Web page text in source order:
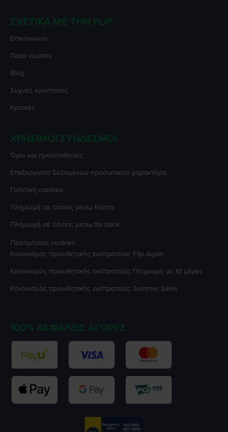
ΣΧΕΤΙΚΆ ΜΕ ΤΗΝ FLIP
Επικοινωνία
Ποιοι είμαστε
Blog
Συχνές ερωτήσεις
Κριτικές
ΧΡΉΣΙΜΟΙ ΣΎΝΔΕΣΜΟΙ
Όροι και προϋποθέσεις
Επεξεργασία δεδομένων προσωπικού χαρακτήρα
Πολιτική cookies
Πληρωμή σε δόσεις μέσω Klarna
Πληρωμή σε δόσεις μέσω tbi bank
Προτιμήσεις cookies
Κανονισμός προωθητικής εκστρατείας Flip Again
Κανονισμός προωθητικής εκστρατείας Πληρωμή σε 10 μέρες
Κανονισμός προωθητικής εκστρατείας Summer Sales
100% ΑΣΦΑΛΕΊΣ ΑΓΟΡΈΣ